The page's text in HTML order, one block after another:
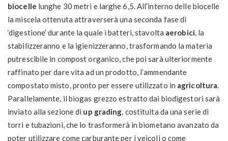
biocelle lunghe 30 metri e larghe 6,5. All’interno delle biocelle
la miscela ottenuta attraverserà una seconda fase di
‘digestione’ durante la quale i batteri, stavolta aerobici , la
stabilizzeranno e la igienizzeranno, trasformando la materia
putrescibile in compost organico, che poi sarà ulteriormente
raffinato per dare vita ad un prodotto, l’ammendante
compostato misto, pronto per essere utilizzato in agricoltura
Parallelamente, il biogas grezzo estratto dai biodigestori sarà
inviato alla sezione di up grading , costituita da una serie di
torri e tubazioni, che lo trasformerà in biometano avanzato da
poter utilizzare come carburante per i veicoli o come